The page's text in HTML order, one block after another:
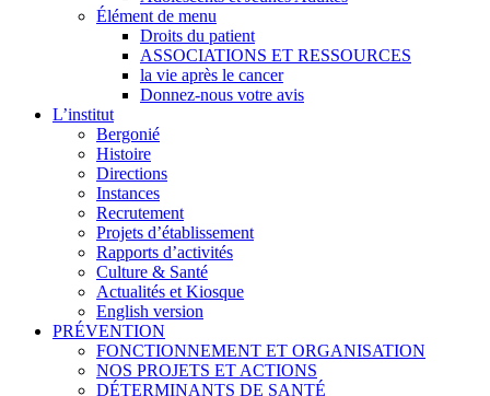
Élément de menu
Droits du patient
ASSOCIATIONS ET RESSOURCES
la vie après le cancer
Donnez-nous votre avis
L’institut
Bergonié
Histoire
Directions
Instances
Recrutement
Projets d’établissement
Rapports d’activités
Culture & Santé
Actualités et Kiosque
English version
PRÉVENTION
FONCTIONNEMENT ET ORGANISATION
NOS PROJETS ET ACTIONS
DÉTERMINANTS DE SANTÉ